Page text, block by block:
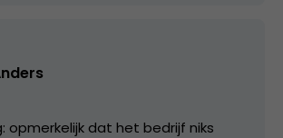
opmerkelijk dat het bedrijf niks